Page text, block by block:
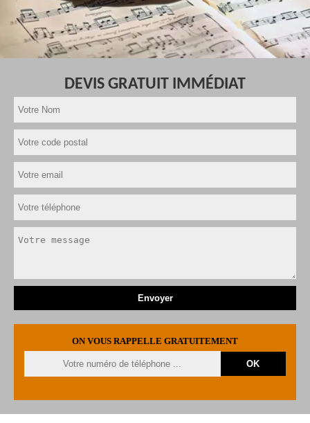
DEVIS GRATUIT IMMÉDIAT
ON VOUS RAPPELLE GRATUITEMENT